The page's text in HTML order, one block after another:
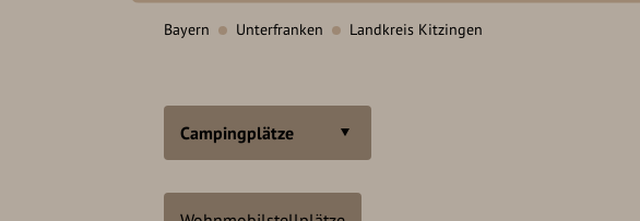
Bayern Unterfranken Landkreis Kitzingen
Campingplätze